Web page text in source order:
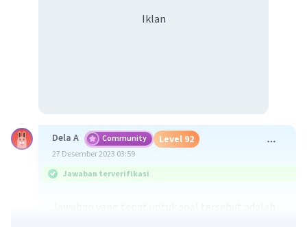
Iklan
Dela A Community Level 92
27 Desember 2023 03:59
Jawaban terverifikasi